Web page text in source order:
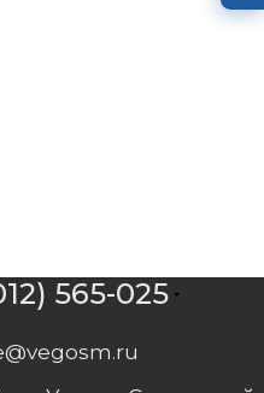
565-025